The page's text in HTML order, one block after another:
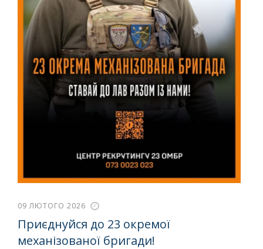
09 ЛЮТОГО 2026
Приєднуйся до 23 окремої
механізованої бригади!